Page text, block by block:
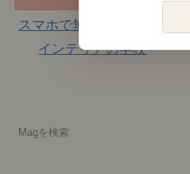
スマホで無料で学べる｜
インテリアの学校